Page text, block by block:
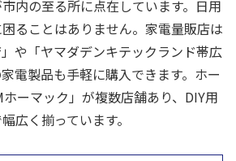
市内の至る所に点在しています。日用
ることはありません。家電量販店は
」や「ヤマダデンキテックランド帯広
電製品も手軽に購入できます。ホー
ーマック」が複数店舗あり、DIY用
広く揃っています。